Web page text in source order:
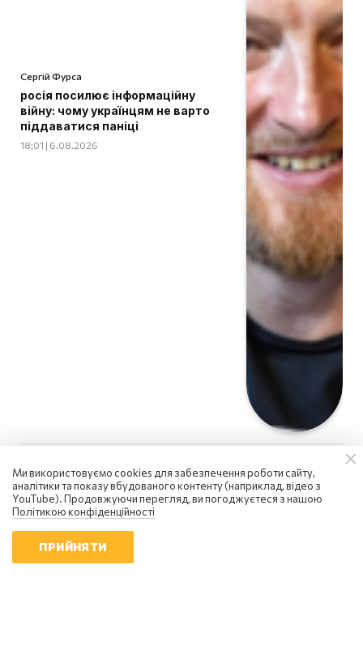
Сергій Фурса
росія посилює інформаційну
війну: чому українцям не варто
піддаватися паніці
18:01 | 6.08.2026
Ми використовуємо cookies для забезпечення роботи сайту,
аналітики та показу вбудованого контенту (наприклад, відео з
YouTube). Продовжуючи перегляд, ви погоджуєтеся з нашою
Політикою конфіденційності
ПРИЙНЯТИ